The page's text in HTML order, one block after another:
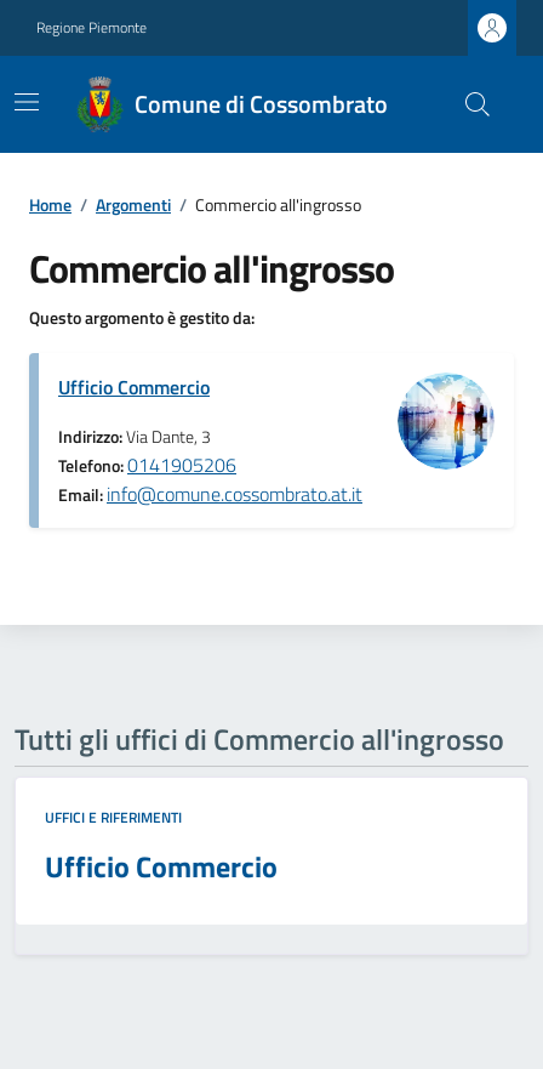
Regione Piemonte
Comune di Cossombrato
Home / Argomenti / Commercio all'ingrosso
Commercio all'ingrosso
Questo argomento è gestito da:
Ufficio Commercio
Indirizzo:Via Dante, 3
Telefono:0141905206
Email:info@comune.cossombrato.at.it
Tutti gli uffici di Commercio all'ingrosso
UFFICI E RIFERIMENTI
Ufficio Commercio